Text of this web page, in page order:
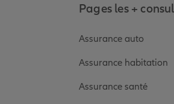
Pages les +
Assurance auto
Assurance habitation
Assurance santé